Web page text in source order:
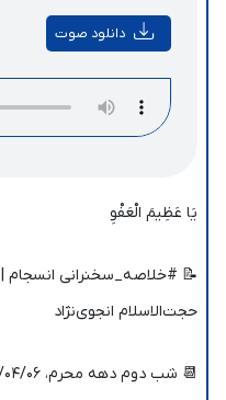
دانلود صوت
یَا عَظِیمَ الْعَفْوِ
📝 #خلاصه_سخنرانی
حجت‌الاسلام انجوی‌نژاد
📆 شب دوم دهه محرم، ۱۴۰۴/۰۴/۰۶